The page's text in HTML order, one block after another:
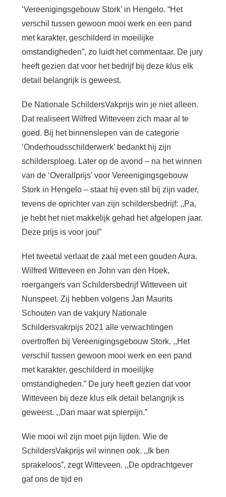
‘Vereenigingsgebouw Stork’ in Hengelo. “Het
verschil tussen gewoon mooi werk en een pand
met karakter, geschilderd in moeilijke
omstandigheden”, zo luidt het commentaar. De jury
heeft gezien dat voor het bedrijf bij deze klus elk
detail belangrijk is geweest.
De Nationale SchildersVakprijs win je niet alleen.
Dat realiseert Wilfred Witteveen zich maar al te
goed. Bij het binnenslepen van de categorie
‘Onderhoudsschilderwerk’ bedankt hij zijn
schildersploeg. Later op de avond – na het winnen
van de ‘Overallprijs’ voor Vereenigingsgebouw
Stork in Hengelo – staat hij even stil bij zijn vader,
tevens de oprichter van zijn schildersbedrijf: ,,Pa,
je hebt het niet makkelijk gehad het afgelopen jaar.
Deze prijs is voor jou!”
Het tweetal verlaat de zaal met een gouden Aura.
Wilfred Witteveen en John van den Hoek,
roergangers van Schildersbedrijf Witteveen uit
Nunspeet. Zij hebben volgens Jan Maurits
Schouten van de vakjury Nationale
Schildersvakrpijs 2021 alle verwachtingen
overtroffen bij Vereenigingsgebouw Stork. ,,Het
verschil tussen gewoon mooi werk en een pand
met karakter, geschilderd in moeilijke
omstandigheden.” De jury heeft gezien dat voor
Witteveen bij deze klus elk detail belangrijk is
geweest. ,,Dan maar wat spierpijn.”
Wie mooi wil zijn moet pijn lijden. Wie de
SchildersVakprijs wil winnen ook. ,,Ik ben
sprakeloos”, zegt Witteveen. ,,De opdrachtgever
gaf ons de tijd en